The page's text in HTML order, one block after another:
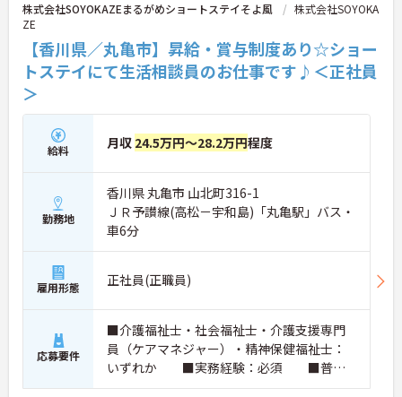
株式会社SOYOKAZEまるがめショートステイそよ風
株式会社SOYOKA
ZE
【香川県／丸亀市】昇給・賞与制度あり☆ショー
トステイにて生活相談員のお仕事です♪＜正社員
＞
給料 月収 24.5万円～28.2万円程度
勤務地
香川県 丸亀市 山北町316-1
ＪＲ予讃線(高松－宇和島)「丸亀駅」バス・
車6分
雇用形態 正社員(正職員)
応募要件
■介護福祉士・社会福祉士・介護支援専門
員（ケアマネジャー）・精神保健福祉士：
いずれか ■実務経験：必須 ■普通
自動車運転免許